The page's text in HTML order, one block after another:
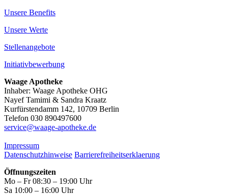
Unsere Benefits
Unsere Werte
Stellenangebote
Initiativbewerbung
Waage Apotheke
Inhaber: Waage Apotheke OHG
Nayef Tamimi & Sandra Kraatz
Kurfürstendamm 142, 10709 Berlin
Telefon 030 890497600
service@waage-apotheke.de
Impressum
Datenschutzhinweise Barrierefreiheitserklaerung
Öffnungszeiten
Mo – Fr 08:30 – 19:00 Uhr
Sa 10:00 – 16:00 Uhr